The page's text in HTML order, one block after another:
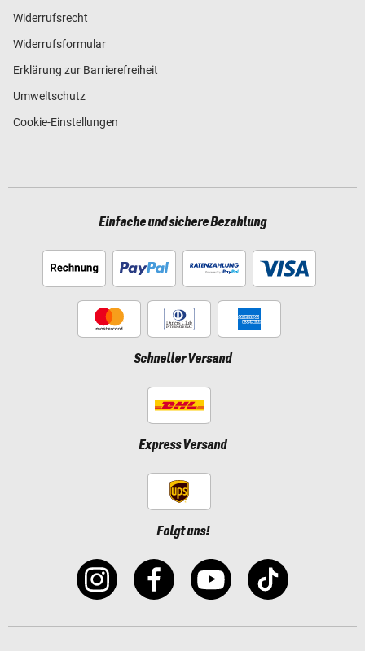
Widerrufsrecht
Widerrufsformular
Erklärung zur Barrierefreiheit
Umweltschutz
Cookie-Einstellungen
Einfache und sichere Bezahlung
Schneller Versand
Express Versand
Folgt uns!